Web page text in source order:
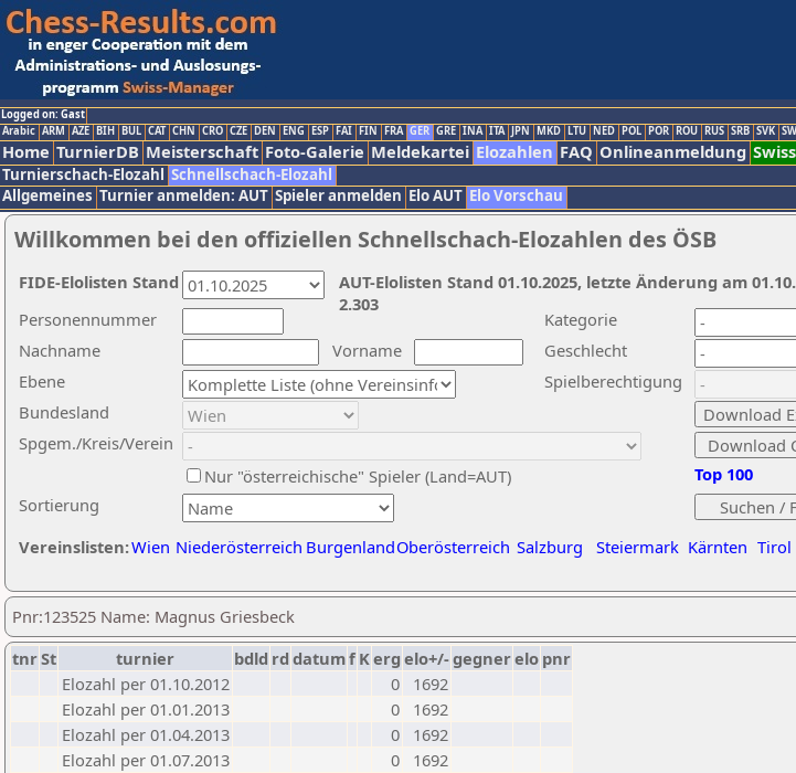
Logged on: Gast
Arabic ARM AZE BIH BUL CAT CHN CRO CZE DEN ENG ESP FAI FIN FRA GER GRE INA ITA JPN MKD LTU NED POL POR ROU RUS SRB SVK
Home TurnierDB Meisterschaft Foto-Galerie Meldekartei Elozahlen FAQ Onlineanmeldung
Turnierschach-Elozahl Schnellschach-Elozahl
Allgemeines Turnier anmelden: AUT Spieler anmelden Elo AUT Elo Vorschau
Willkommen bei den offiziellen Schnellschach-Elozahlen des ÖSB
Nachname
Vorname
Ebene
Kategorie
Sortierung
Personennummer
Bundesland
Spgem./Kreis/Verein
Geschlecht
Nur "österreichische" Spieler (Land=AUT)
Spielberechtigung
Vereinslisten:Wien Niederösterreich BurgenlandOberösterreich Salzburg Steiermark Kärnten Tirol
Top 100
AUT-Elolisten Stand 01.10.2025, letzte Änderung am
2.303
FIDE-Elolisten Stand
Pnr:123525 Name: Magnus Griesbeck
tnrSt turnier bdld rd datumf Kerg elo+/-gegnerelo pnr
Elozahl per 01.10.2012
0
1692
Elozahl per 01.01.2013
0
1692
Elozahl per 01.04.2013
0
1692
Elozahl per 01.07.2013
0
1692